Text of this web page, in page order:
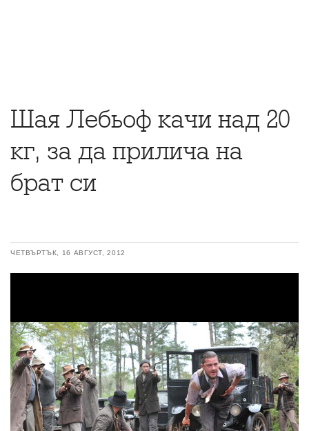
Шая Лебьоф качи над 20
кг, за да прилича на
брат си
ЧЕТВЪРТЪК, 16 АВГУСТ, 2012